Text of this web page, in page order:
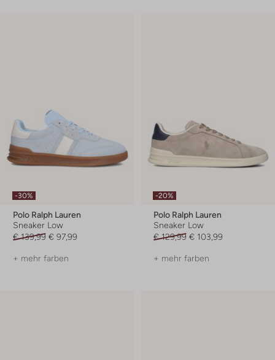
-30%
Polo Ralph Lauren
Sneaker Low
€ 139,99 € 97,99
+ mehr farben
-20%
Polo Ralph Lauren
Sneaker Low
€ 129,99 € 103,99
+ mehr farben